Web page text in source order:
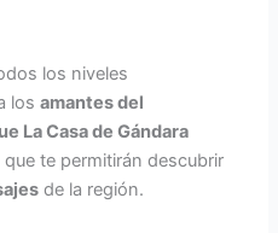
los niveles
los amantes del
La Casa de Gándara
te permitirán descubrir
de la región.